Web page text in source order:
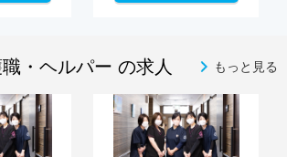
・ヘルパー の求人 もっと見る